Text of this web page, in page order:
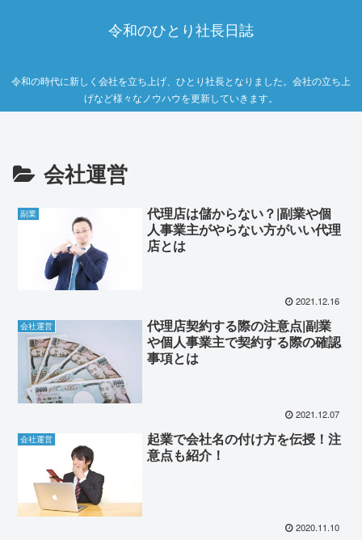
令和のひとり社長日誌
令和の時代に新しく会社を立ち上げ、ひとり社長となりました。会社の立ち上
げなど様々なノウハウを更新していきます。
会社運営
副業
代理店は儲からない？|副業や個
人事業主がやらない方がいい代理
店とは
2021.12.16
会社運営
代理店契約する際の注意点|副業
や個人事業主で契約する際の確認
事項とは
2021.12.07
会社運営
起業で会社名の付け方を伝授！注
意点も紹介！
2020.11.10